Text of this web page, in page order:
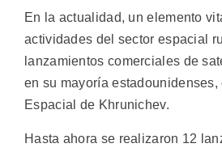
En la actualidad, un elemento
actividades del sector espacial
lanzamientos comerciales de
en su mayoría estadounidenses,
Espacial de Khrunichev.
Hasta ahora se realizaron 12